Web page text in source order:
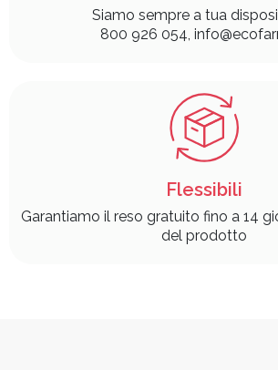
Siamo sempre a tua
800 926 054,
Flessibili
Garantiamo il reso gratuito fino a 14
del prodotto